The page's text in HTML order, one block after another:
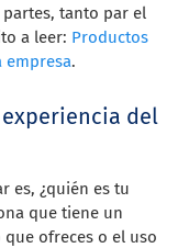
tanto par el
a leer: Productos
empresa.
del
es, ¿quién es tu
que tiene un
ofreces o el uso